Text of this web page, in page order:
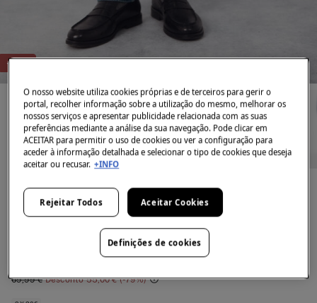
-79%
Cortefiel
Calças ganga leves regular fit
(6)
69,99 € Desconto 55,00 € 79
O nosso website utiliza cookies próprias e de terceiros para gerir o
portal, recolher informação sobre a utilização do mesmo, melhorar os
nossos serviços e apresentar publicidade relacionada com as suas
preferências mediante a análise da sua navegação. Pode clicar em
ACEITAR para permitir o uso de cookies ou ver a configuração para
aceder à informação detalhada e selecionar o tipo de cookies que deseja
aceitar ou recusar. +INFO
Rejeitar Todos Aceitar Cookies
Definições de cookies